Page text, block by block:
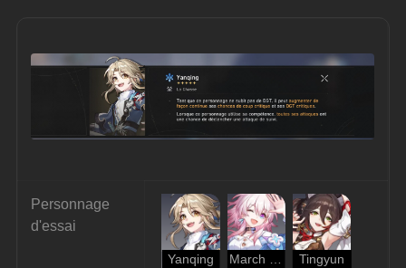
Personnage
d'essai
Yanqing March 7th Tingyun